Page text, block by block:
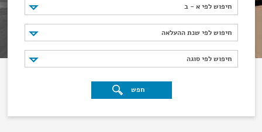
חיפוש לפי א - ב
חיפוש לפי א - ב
חיפוש לפי שנת ההעלאה
חיפוש לפי שנת ההעלאה
חיפוש לפי סוגה
חיפוש לפי סוגה
חפש